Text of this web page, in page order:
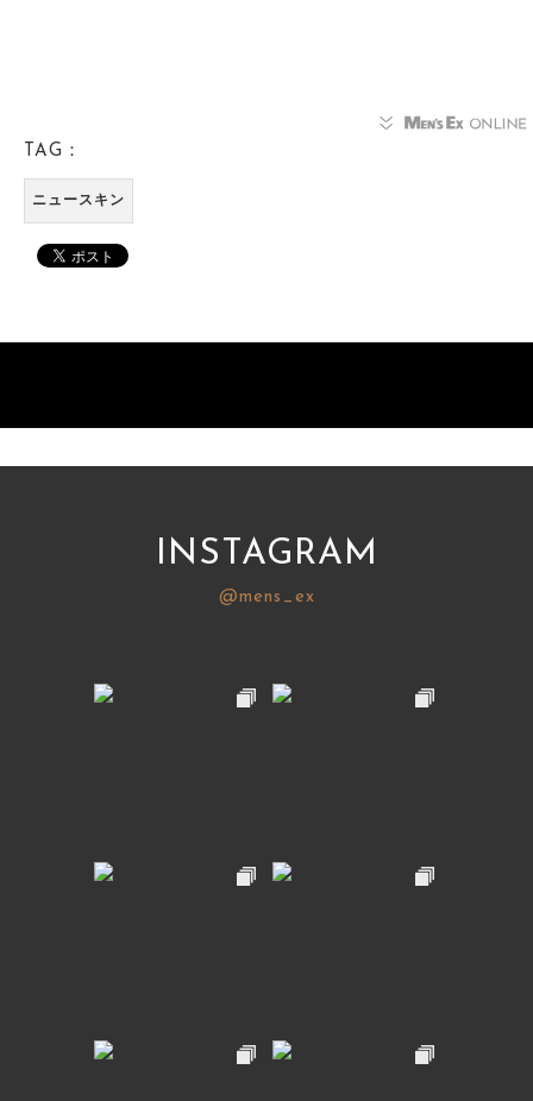
TAG：
ニュースキン
INSTAGRAM
@mens_ex